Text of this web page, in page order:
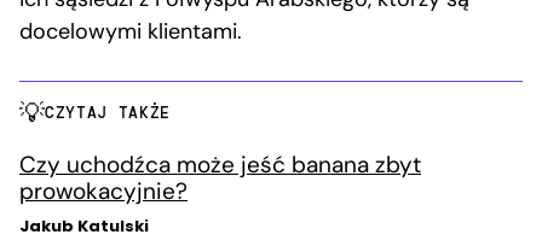
docelowymi klientami.
CZYTAJ TAKŻE
Czy uchodźca może jeść banana zbyt
prowokacyjnie?
Jakub Katulski